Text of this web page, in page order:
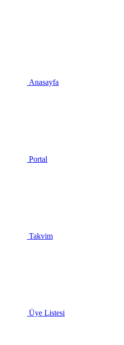
Anasayfa
Portal
Takvim
Üye Listesi